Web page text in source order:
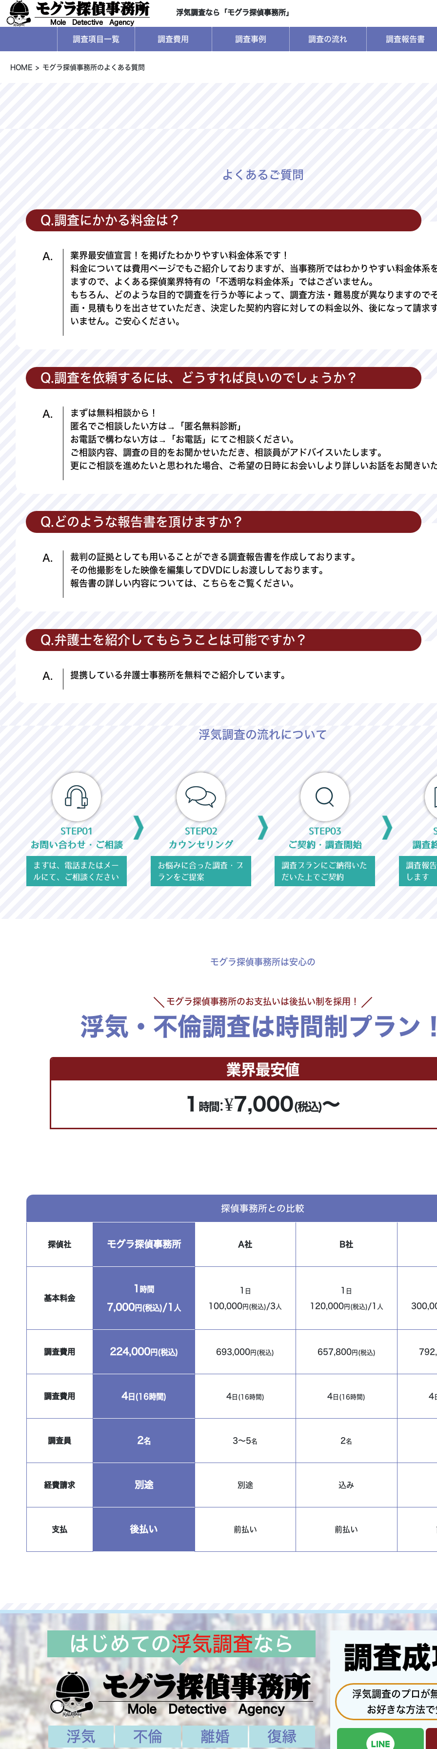
モグラ探偵事務所
Mole Detective Agency
浮気調査なら 「モグラ探偵事務所」
調査項目一覧 調査費用 調査事例 調査の流れ 調査報告書
HOME モグラ探偵事務所のよくある質問
よくあるご質問
Q.調査にかかる料金は？
A.
業界最安値宣言！を掲げたわかりやすい料金体系です！
料金については費用ページでもご紹介しておりますが、当事務所ではわかりやすい料金体系
ますので、よくある探偵業界特有の「不透明な料金体系」ではございません。
もちろん、どのような目的で調査を行うか等によって、調査方法・難易度が異なりますので
画・見積もりを出させていただき、決定した契約内容に対しての料金以外、後になって請求
いません。ご安心ください。
Q.調査を依頼するには、どうすれば良いのでしょうか？
A.
まずは無料相談から！
匿名でご相談したい方は→「匿名無料診断」
お電話で構わない方は→「お電話」にてご相談ください。
ご相談内容、調査の目的をお聞かせいただき、相談員がアドバイスいたします。
更にご相談を進めたいと思われた場合、ご希望の日時にお会いしより詳しいお話をお聞きい
Q.どのような報告書を頂けますか？
A.
裁判の証拠としても用いることができる調査報告書を作成しております。
その他撮影をした映像を編集してDVDにしお渡ししております。
報告書の詳しい内容については、こちらをご覧ください。
Q.弁護士を紹介してもらうことは可能ですか？
A. 提携している弁護士事務所を無料でご紹介しています。
浮気調査の流れについて
STEP01
お問い合わせ・ご相談
まずは、電話またはメー
ルにて、ご相談ください
STEP02
カウンセリング
お悩みに合った調査・プ
ランをご提案
STEP03
ご契約・調査開始
調査プランにご納得いた
だいた上でご契約
調査
調査報
します
モグラ探偵事務所は安心の
モグラ探偵事務所のお支払いは後払い制を採用！
浮気・不倫調査は時間制プラン
業界最安値
1 時間:¥7,000(税込)～
探偵事務所との比較
探偵社 モグラ探偵事務所 A社 B社
基本料金
1 時間
7,000円(税込)/1 人
1 日
100,000円(税込) /3 人
1 日
120,000円(税込) /1 人
調査費用 224,000円(税込) 693,000円(税込) 657,800円(税込)
調査費用 4日(16時間) 4日(16時間) 4 日(16時間) 4
調査員 2名 3～5名 2名
経費請求 別途 別途 込み
支払 後払い 前払い 前払い
はじめての浮気調査なら
モグラ探偵事務所
Mole Detective Agency
浮気 不倫 離婚 復縁
調査
浮気調査のプロが
お好きな方法